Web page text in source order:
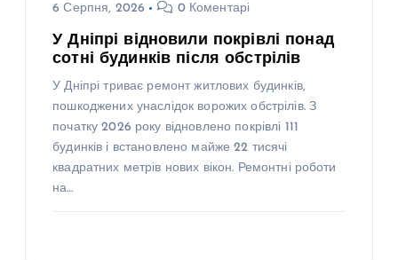
6 Серпня, 2026 0 Коментарі
У Дніпрі відновили покрівлі понад
сотні будинків після обстрілів
У Дніпрі триває ремонт житлових будинків,
пошкоджених унаслідок ворожих обстрілів. З
початку 2026 року відновлено покрівлі 111
будинків і встановлено майже 22 тисячі
квадратних метрів нових вікон. Ремонтні роботи
на…